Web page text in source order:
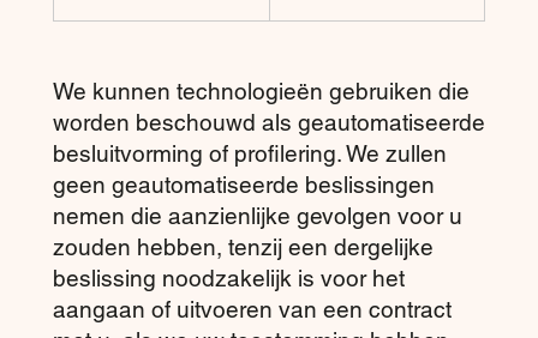
We kunnen technologieën gebruiken die
worden beschouwd als geautomatiseerde
besluitvorming of profilering. We zullen
geen geautomatiseerde beslissingen
nemen die aanzienlijke gevolgen voor u
zouden hebben, tenzij een dergelijke
beslissing noodzakelijk is voor het
aangaan of uitvoeren van een contract